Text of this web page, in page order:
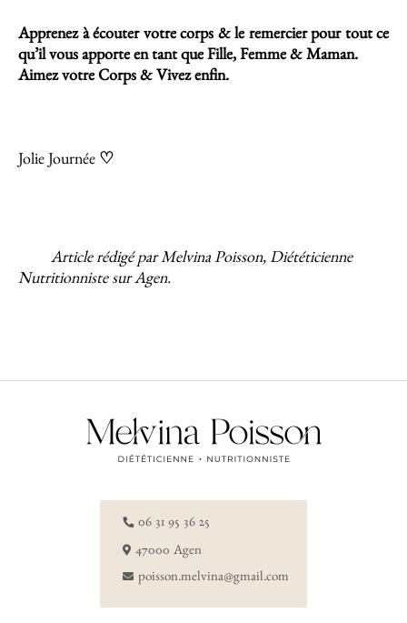
Apprenez à écouter votre corps & le remercier pour tout ce
qu’il vous apporte en tant que Fille, Femme & Maman.
Aimez votre Corps & Vivez enfin.
Jolie Journée ♡
Article rédigé par Melvina Poisson, Diététicienne
Nutritionniste sur Agen.
06 31 95 36 25
47000 Agen
poisson.melvina@gmail.com